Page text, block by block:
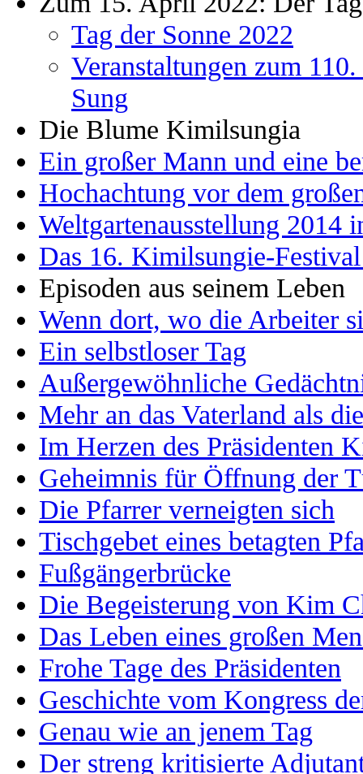
Tag der Sonne 2022
Veranstaltungen zum
Sung
Die Blume Kimilsungia
Ein großer Mann und eine
Hochachtung vor dem
Weltgartenausstellung 2014
Das 16. Kimilsungie-
Episoden aus seinem Leben
Wenn dort, wo die Arbeiter
Ein selbstloser Tag
Außergewöhnliche
Mehr an das Vaterland als
Im Herzen des Präsidenten
Geheimnis für Öffnung der
Die Pfarrer verneigten sich
Tischgebet eines betagten
Fußgängerbrücke
Die Begeisterung von Kim
Das Leben eines großen
Frohe Tage des Präsidenten
Geschichte vom Kongress
Genau wie an jenem Tag
Der streng kritisierte